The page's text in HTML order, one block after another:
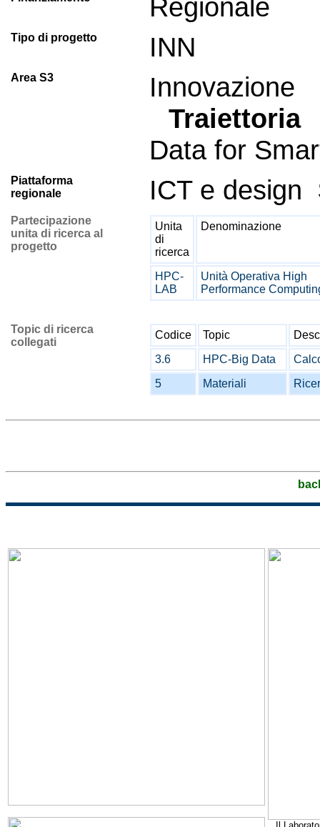
Regionale
Tipo di progetto INN
Area S3
Traiettoria
Data for
Piattaforma
regionale
ICT e design
Partecipazione
unita di ricerca al
progetto
Unita
di
ricerca
Denominazione
HPC-
LAB
Unità Operativa High
Performance
Topic di ricerca
collegati
Codice Topic
3.6
HPC-Big Data
5
Materiali